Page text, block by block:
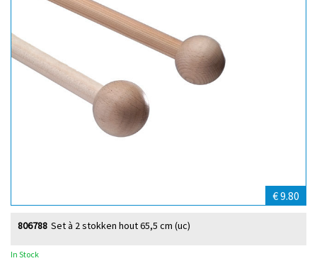
€ 9.80
Set à 2 stokken hout 65,5 cm (uc)
806788
In Stock